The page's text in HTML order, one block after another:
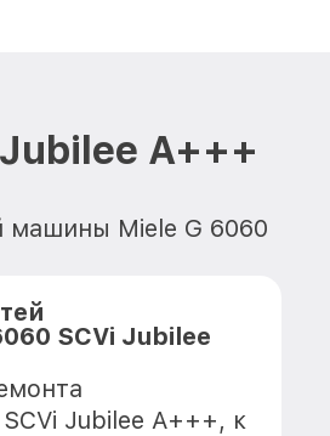
A+++
машины Miele G 6060
SCVi Jubilee
Jubilee A+++, к